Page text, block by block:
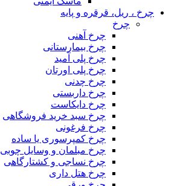
چرخ ، ریل، قرقره و پایه
چرخ
چرخ آهنی
چرخ بیمارستانی
چرخ پلی آمید
چرخ پلی اورتان
چرخ چدنی
چرخ داربستی
چرخ دایکاست
چرخ سبد خرید فروشگاهی
چرخ فرغونی
چرخ کمپرسوری یا ساده
چرخ مبلمان و وسایل چوبی
چرخ نساجی و کشتارگاهی
چرخ هتل داری